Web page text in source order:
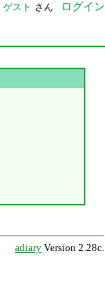
ゲスト さん ログイン
adiary Version 2.28c.